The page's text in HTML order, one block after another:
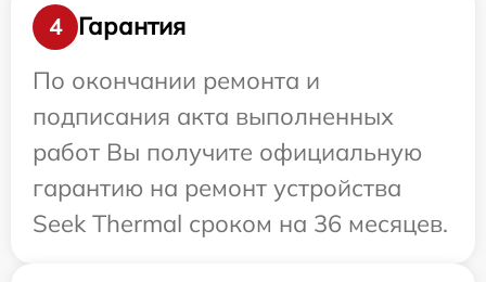
4
Гарантия
По окончании ремонта и
подписания акта выполненных
работ Вы получите официальную
гарантию на ремонт устройства
Seek Thermal сроком на 36 месяцев.